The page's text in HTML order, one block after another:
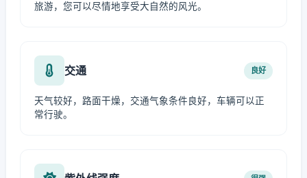
旅游，您可以尽情地享受大自然的风光。
交通 良好
天气较好，路面干燥，交通气象条件良好，车辆可以正
常行驶。